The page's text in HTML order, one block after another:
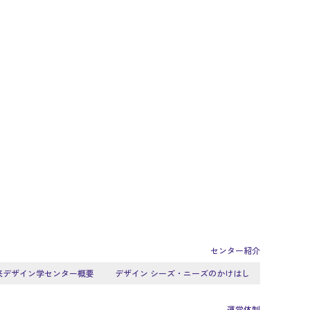
センター紹介
デザイン学センター概要
デザイン シーズ・ニーズのかけはし